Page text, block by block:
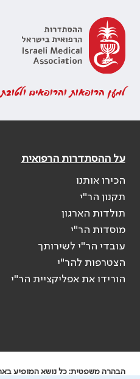
למען הרופאות והרופאים
על ההסתדרות הרפואית
הכירו אותנו
תקנון הר"י
תולדות הארגון
מוסדות הר"י
עובדי הר"י לשירותך
הצטרפות להר"י
הורידו את אפליקציית הר"י
הבהרה משפטית: כל נושא המופיע